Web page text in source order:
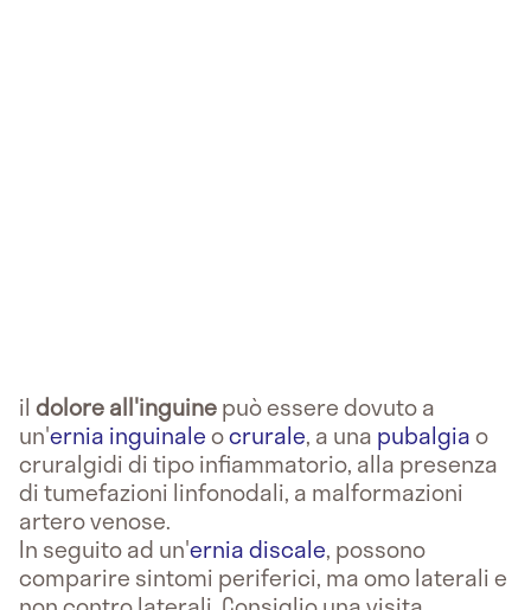
il dolore all'inguinepuò essere dovuto a
un'ernia inguinaleocrurale, a una pubalgiao
cruralgidi di tipo infiammatorio, alla presenza
di tumefazioni linfonodali, a malformazioni
artero venose.
In seguito ad un'ernia discale, possono
comparire sintomi periferici, ma omo laterali e